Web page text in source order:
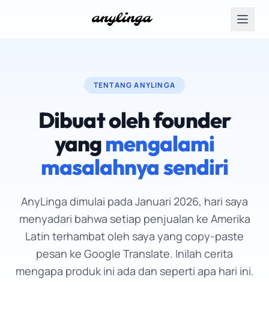
TENTANG ANYLINGA
Dibuat oleh founder
yangmengalami
masalahnya sendiri
AnyLinga dimulai pada Januari 2026, hari saya
menyadari bahwa setiap penjualan ke Amerika
Latin terhambat oleh saya yang copy-paste
pesan ke Google Translate. Inilah cerita
mengapa produk ini ada dan seperti apa hari ini.